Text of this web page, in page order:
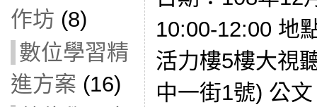
作坊 (8)
數位學習精
進方案 (16)
10:00-12:00 地
活力樓5樓大視
中一街1號) 公